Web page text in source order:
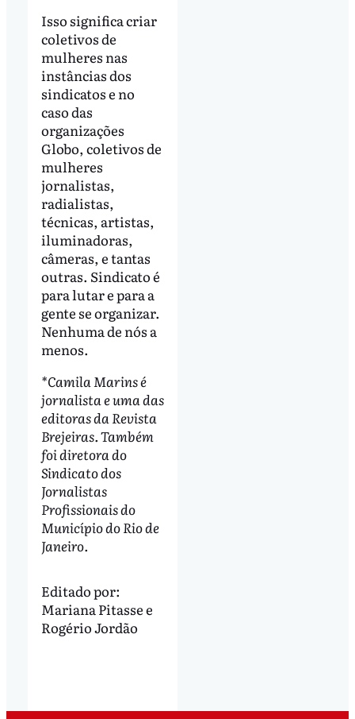
Isso significa criar
coletivos de
mulheres nas
instâncias dos
sindicatos e no
caso das
organizações
Globo, coletivos de
mulheres
jornalistas,
radialistas,
técnicas, artistas,
iluminadoras,
câmeras, e tantas
outras. Sindicato é
para lutar e para a
gente se organizar.
Nenhuma de nós a
menos.
*Camila Marins é
jornalista e uma das
editoras da Revista
Brejeiras. Também
foi diretora do
Sindicato dos
Jornalistas
Profissionais do
Município do Rio de
Janeiro.
Editado por:
Mariana Pitassee
Rogério Jordão